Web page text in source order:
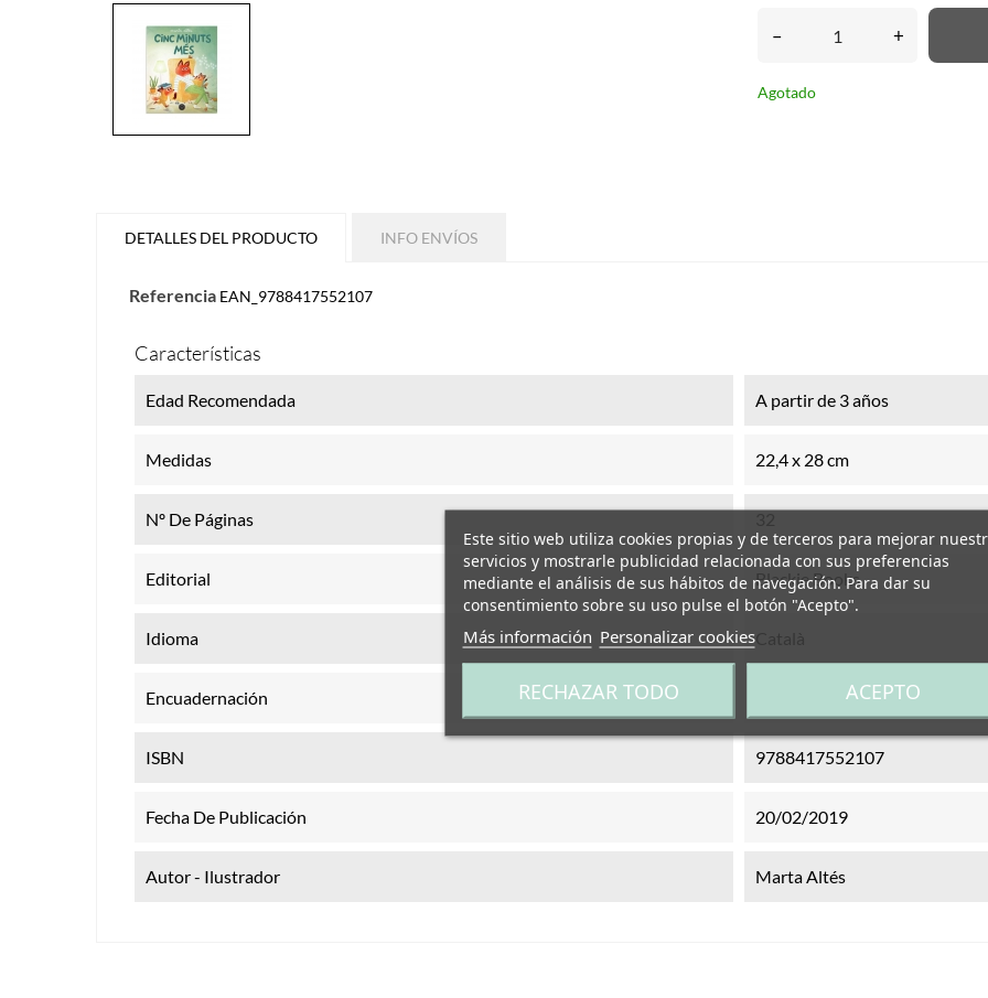
– +
Agotado
DETALLES DEL PRODUCTO INFO ENVÍOS
Referencia EAN_9788417552107
Características
Edad Recomendada A partir de 3 años
Medidas 22,4 x 28 cm
Nº De Páginas
Editorial Blackie Books
Idioma Català
Encuadernación
ISBN 9788417552107
Fecha De Publicación 20/02/2019
Autor - Ilustrador Marta Altés
Este sitio web utiliza cookies propias y de terceros para mejorar
servicios y mostrarle publicidad relacionada con sus preferencias
mediante el análisis de sus hábitos de navegación. Para dar su
consentimiento sobre su uso pulse el botón "Acepto".
Más información Personalizar cookies
RECHAZAR TODO ACEPTO